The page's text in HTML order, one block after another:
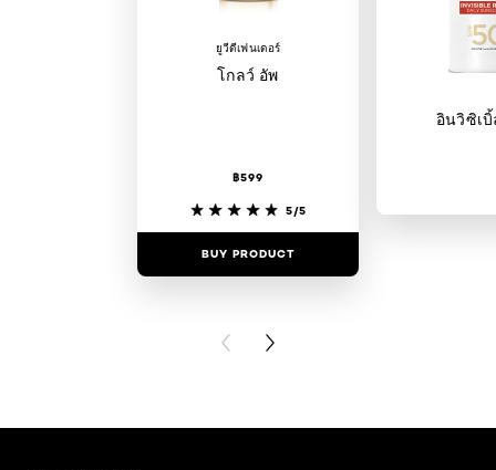
ยูวีดีเฟนเดอร์
โกลว์ อัพ
฿599
5/5
BUY PRODUCT
อินวิซิเ
PREVIOUS CARD
NEXT CARD